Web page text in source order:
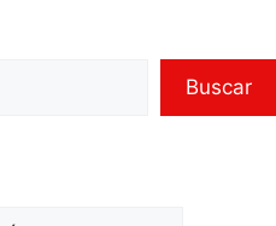
Buscar